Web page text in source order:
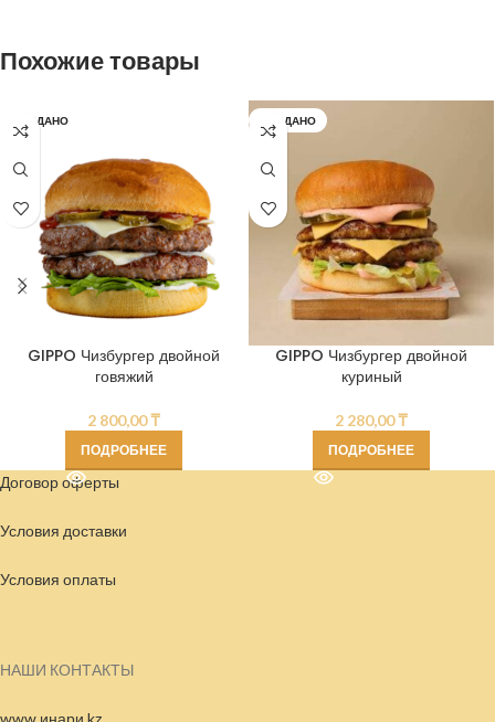
Похожие товары
ПРОДАНО
GIPPO Чизбургер двойной
говяжий
2 800,00₸
ПОДРОБНЕЕ
ПРОДАНО
GIPPO Чизбургер двойной
куриный
2 280,00₸
ПОДРОБНЕЕ
Договор оферты
Условия доставки
Условия оплаты
НАШИ КОНТАКТЫ